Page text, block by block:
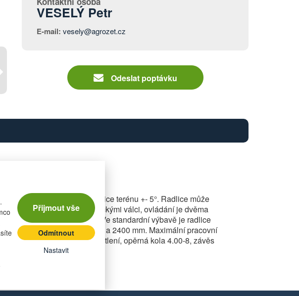
Přijmout vše
Odmítnout
Nastavit
VESELÝ Petr
E-mail: vesely@agrozet.cz
Odeslat poptávku
příčné kopírování radlice terénu +- 5°. Radlice může
úhlu je prováděna hydraulickými válci, ovládání je dvěma
je břit z materiálu Hardox. Ve standardní výbavě je radlice
mm, 2000 mm, 2200 mm a 2400 mm. Maximální pracovní
gumový břit, poziční osvětlení, opěrná kola 4.00-8, závěs